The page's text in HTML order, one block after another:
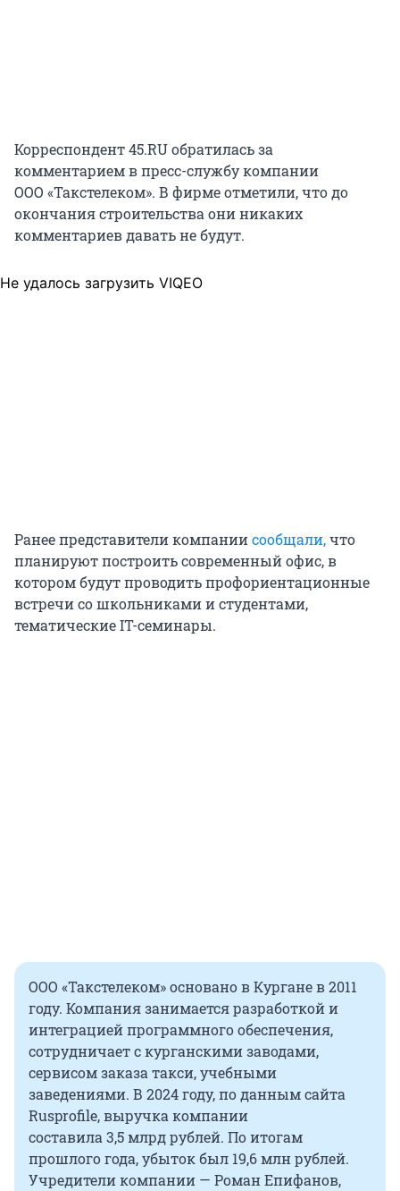
Корреспондент 45.RU обратилась за
комментарием в пресс-службу компании
ООО «Такстелеком». В фирме отметили, что до
окончания строительства они никаких
комментариев давать не будут.
Не удалось загрузить VIQEO
Ранее представители компаниисообщали,что
планируют построить современный офис, в
котором будут проводить профориентационные
встречи со школьниками и студентами,
тематические IT-семинары.
ООО «Такстелеком» основано в Кургане в 2011
году. Компания занимается разработкой и
интеграцией программного обеспечения,
сотрудничает с курганскими заводами,
сервисом заказа такси, учебными
заведениями. В 2024 году, по данным сайта
Rusprofile, выручка компании
составила 3,5 млрд рублей. По итогам
прошлого года, убыток был 19,6 млн рублей.
Учредители компании — Роман Епифанов,